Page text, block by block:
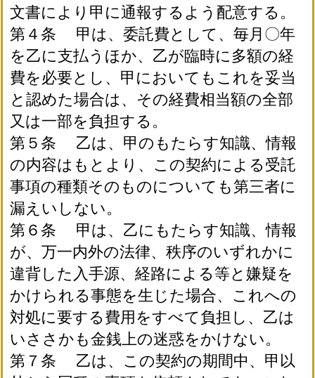
文書により甲に通報するよう配意する。
第４条 甲は、委託費として、毎月〇年
を乙に支払うほか、乙が臨時に多額の経
費を必要とし、甲においてもこれを妥当
と認めた場合は、その経費相当額の全部
又は一部を負担する。
第５条 乙は、甲のもたらす知識、情報
の内容はもとより、この契約による受託
事項の種類そのものについても第三者に
漏えいしない。
第６条 甲は、乙にもたらす知識、情報
が、万一内外の法律、秩序のいずれかに
違背した入手源、経路による等と嫌疑を
かけられる事態を生じた場合、これへの
対処に要する費用をすべて負担し、乙は
いささかも金銭上の迷惑をかけない。
第７条 乙は、この契約の期間中、甲以